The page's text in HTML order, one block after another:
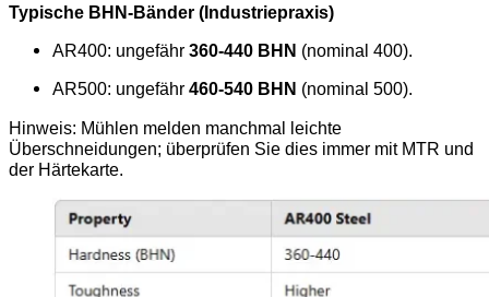
Typische BHN-Bänder (Industriepraxis)
AR400: ungefähr 360-440 BHN (nominal 400).
AR500: ungefähr 460-540 BHN (nominal 500).
Hinweis: Mühlen melden manchmal leichte
Überschneidungen; überprüfen Sie dies immer mit MTR und
der Härtekarte.